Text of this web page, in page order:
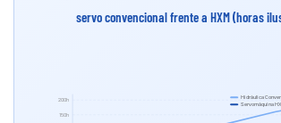
servo convencional frente a HXM (horas
150h
200h
Hidráulica
Servomáquina